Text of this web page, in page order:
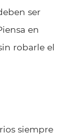
ser
en
robarle el
siempre